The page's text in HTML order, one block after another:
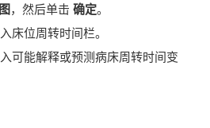
，然后单击 确定。
床位周转时间栏。
可能解释或预测病床周转时间变